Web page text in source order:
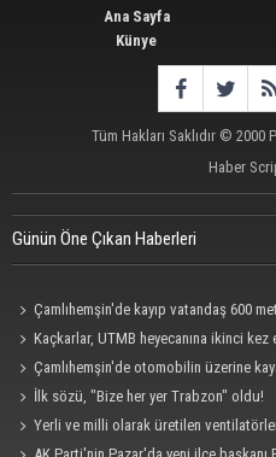
Ana Sayfa
Künye
Tüm Hakları Saklıdır © 2000
Haber
Günün Öne Çıkan Haberleri
Çamlıhemşin'de kayıp vatandaş 600
Kaçkarlar, UTMB heyecanına ikinci
Çamlıhemşin'de otomobilin üzerine
İlk sözü, "Bize her yer Trabzon" oldu!
Yerli ve milli olarak üretilen